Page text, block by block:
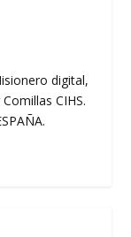
digital,
CIHS.